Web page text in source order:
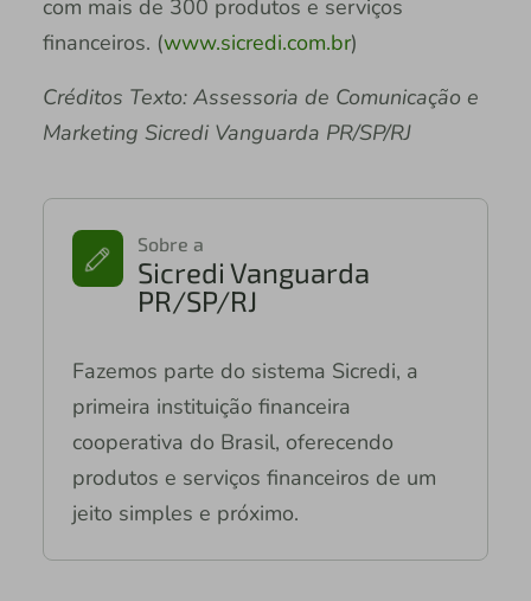
com mais de 300 produtos e serviços
financeiros. (www.sicredi.com.br)
Créditos Texto: Assessoria de Comunicação e
Marketing Sicredi Vanguarda PR/SP/RJ
Sobre a
Sicredi Vanguarda
PR/SP/RJ
Fazemos parte do sistema Sicredi, a
primeira instituição financeira
cooperativa do Brasil, oferecendo
produtos e serviços financeiros de um
jeito simples e próximo.